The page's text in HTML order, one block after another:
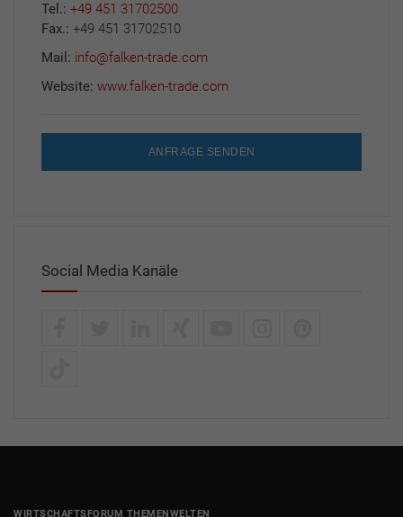
Tel.: +49 451 31702500
Fax.: +49 451 31702510
Mail: info@falken-trade.com
Website: www.falken-trade.com
ANFRAGE SENDEN
Social Media Kanäle
WIRTSCHAFTSFORUM THEMENWELTEN